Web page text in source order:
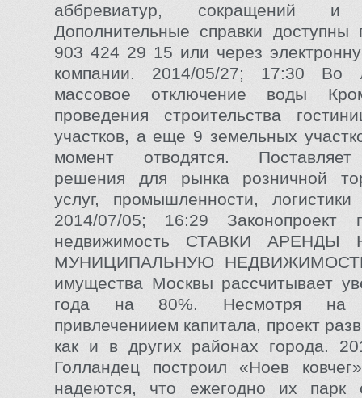
аббревиатур, сокращений и
Дополнительные справки
903 424 29 15 или через
компании. 2014/05/27; 17:30 Во
массовое отключение воды
проведения строительства
участков, а еще 9 земельных
момент отводятся. Поставляет
решения для рынка розничной
услуг, промышленности,
2014/07/05; 16:29
недвижимость СТАВКИ
МУНИЦИПАЛЬНУЮ НЕДВИЖИМОСТЬ
имущества Москвы рассчитывает
года на 80%. Несмотря на
привлечениием капитала, проект
как и в других районах города.
Голландец построил «Ноев
надеются, что ежегодно их парк